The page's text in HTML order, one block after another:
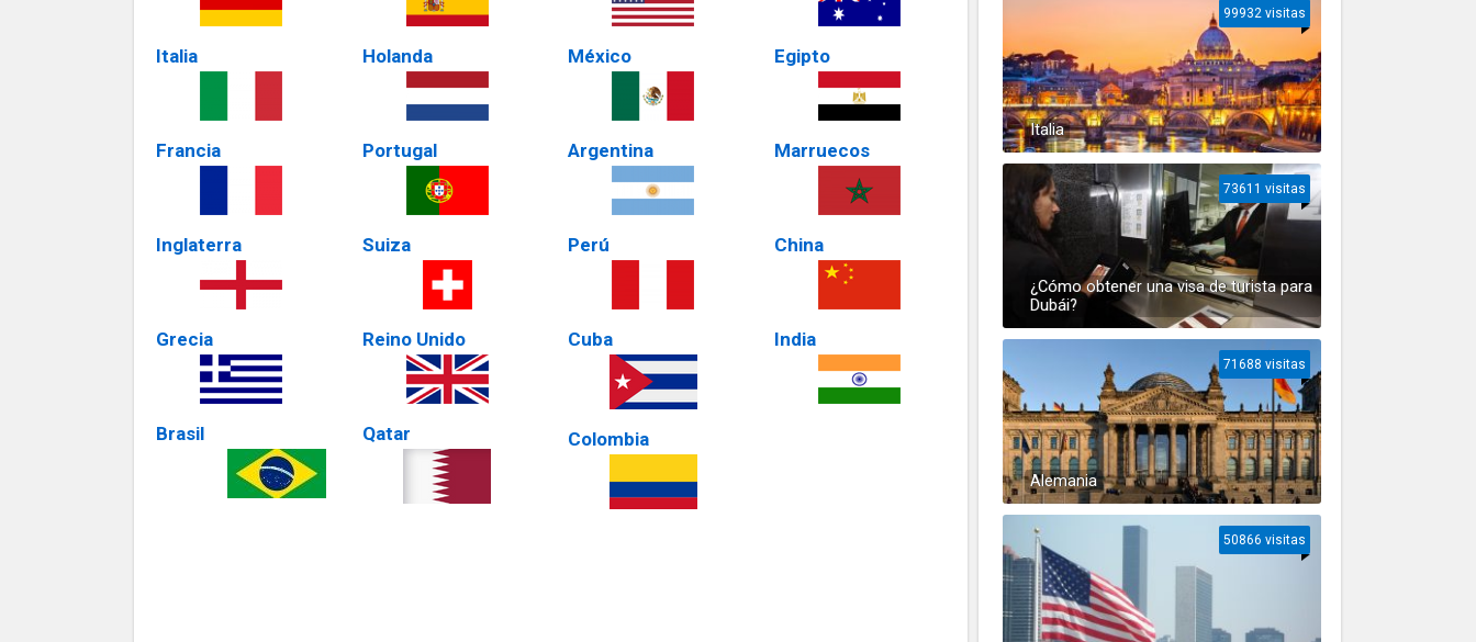
Italia
Francia
Inglaterra
Grecia
Brasil
Holanda
Portugal
Suiza
Reino Unido
Qatar
México
Argentina
Perú
Cuba
Colombia
Egipto
Marruecos
China
India
Italia
99932 visitas
¿Cómo obtener una visa de turista para
Dubái?
73611 visitas
Alemania
71688 visitas
50866 visitas